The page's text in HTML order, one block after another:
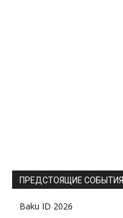
ПРЕДСТОЯЩИЕ СОБЫТИЯ
Baku ID 2026